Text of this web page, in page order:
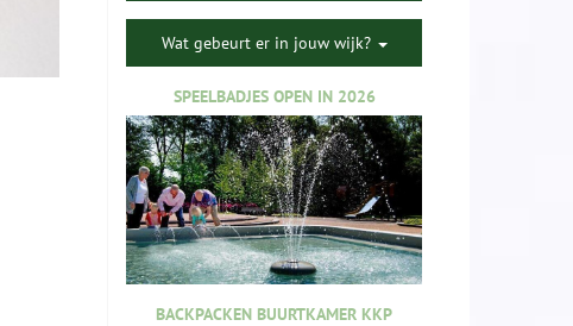
Wat gebeurt er in jouw wijk?
SPEELBADJES OPEN IN 2026
BACKPACKEN BUURTKAMER KKP